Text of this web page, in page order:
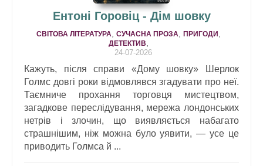
Ентоні Горовіц - Дім шовку
СВІТОВА ЛІТЕРАТУРА СУЧАСНА ПРОЗА ПРИГОДИ
ДЕТЕКТИВ
24-07-2026
Кажуть, після справи «Дому шовку» Шерлок
Голмс довгі роки відмовлявся згадувати про неї.
Таємниче прохання торговця мистецтвом,
загадкове переслідування, мережа лондонських
нетрів і злочин, що виявляється набагато
страшнішим, ніж можна було уявити, — усе це
приводить Голмса й ...